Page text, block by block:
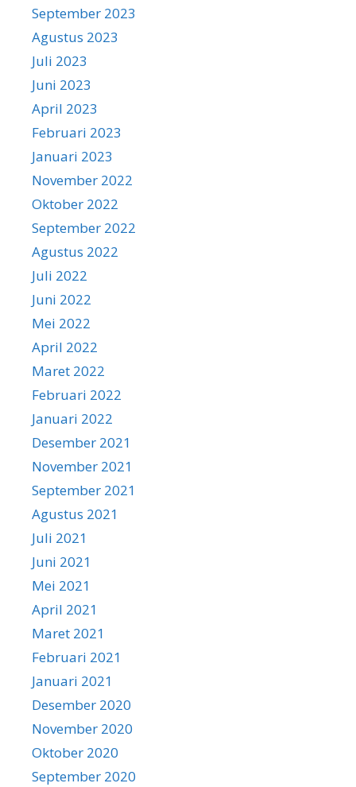
September 2023
Agustus 2023
Juli 2023
Juni 2023
April 2023
Februari 2023
Januari 2023
November 2022
Oktober 2022
September 2022
Agustus 2022
Juli 2022
Juni 2022
Mei 2022
April 2022
Maret 2022
Februari 2022
Januari 2022
Desember 2021
November 2021
September 2021
Agustus 2021
Juli 2021
Juni 2021
Mei 2021
April 2021
Maret 2021
Februari 2021
Januari 2021
Desember 2020
November 2020
Oktober 2020
September 2020